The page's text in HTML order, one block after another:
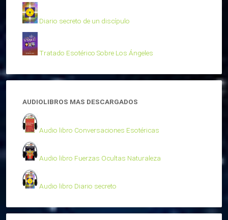
Diario secreto de un discípulo
Tratado Esotérico Sobre Los Ángeles
AUDIOLIBROS MAS DESCARGADOS
Audio libro Conversaciones Esotéricas
Audio libro Fuerzas Ocultas Naturaleza
Audio libro Diario secreto